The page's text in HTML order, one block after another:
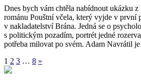
Dnes bych vám chtěla nabídnout ukázku
románu Pouštní včela, který vyjde v první
v nakladatelství Brána. Jedná se o
s politickým pozadím, portrét jedné
potřeba milovat po svém. Adam Navrátil
1 2 3 … 8 »